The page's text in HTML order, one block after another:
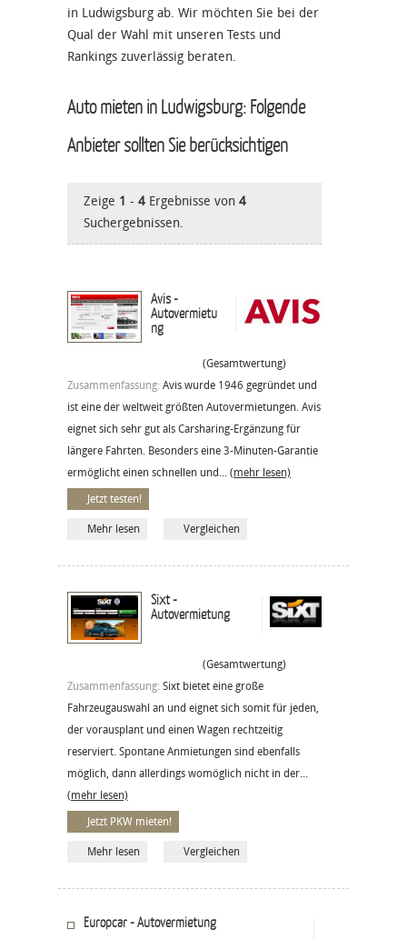
in Ludwigsburg ab. Wir möchten Sie bei der
Qual der Wahl mit unseren Tests und
Rankings zuverlässig beraten.
Auto mieten in Ludwigsburg: Folgende
Anbieter sollten Sie berücksichtigen
Zeige 1 - 4 Ergebnisse von 4
Suchergebnissen.
Avis -
Autovermietu
ng
(Gesamtwertung)
Zusammenfassung: Avis wurde 1946 gegründet und
ist eine der weltweit größten Autovermietungen. Avis
eignet sich sehr gut als Carsharing-Ergänzung für
längere Fahrten. Besonders eine 3-Minuten-Garantie
ermöglicht einen schnellen und... (mehr lesen)
Jetzt testen!
Mehr lesen Vergleichen
Sixt -
Autovermietung
(Gesamtwertung)
Zusammenfassung: Sixt bietet eine große
Fahrzeugauswahl an und eignet sich somit für jeden,
der vorausplant und einen Wagen rechtzeitig
reserviert. Spontane Anmietungen sind ebenfalls
möglich, dann allerdings womöglich nicht in der...
(mehr lesen)
Jetzt PKW mieten!
Mehr lesen Vergleichen
Europcar - Autovermietung